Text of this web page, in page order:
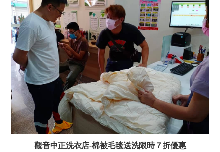
觀音中正洗衣店-棉被毛毯送洗限時７折優惠